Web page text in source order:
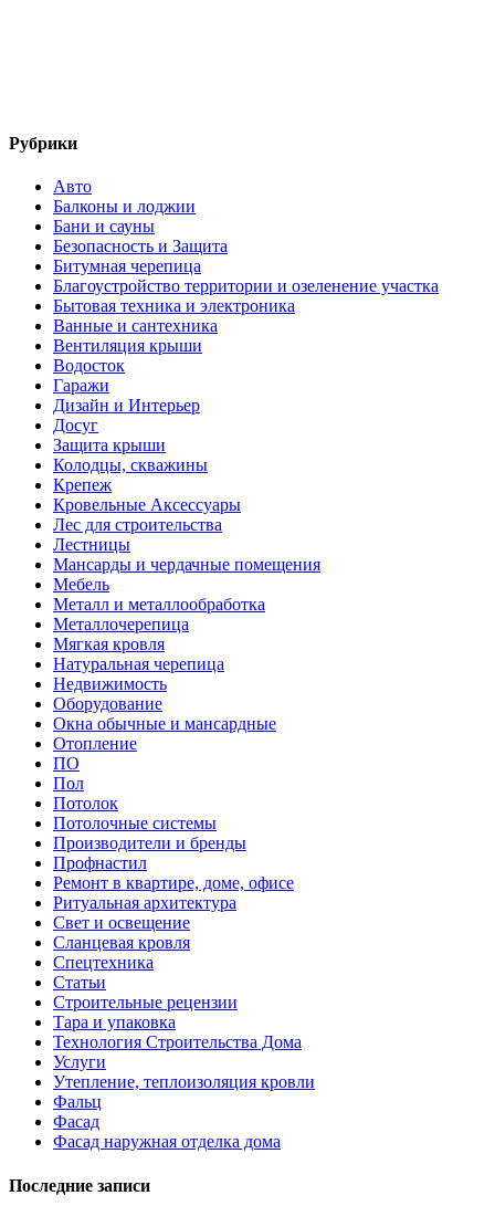
Рубрики
Авто
Балконы и лоджии
Бани и сауны
Безопасность и Защита
Битумная черепица
Благоустройство территории и озеленение участка
Бытовая техника и электроника
Ванные и сантехника
Вентиляция крыши
Водосток
Гаражи
Дизайн и Интерьер
Досуг
Защита крыши
Колодцы, скважины
Крепеж
Кровельные Аксессуары
Лес для строительства
Лестницы
Мансарды и чердачные помещения
Мебель
Металл и металлообработка
Металлочерепица
Мягкая кровля
Натуральная черепица
Недвижимость
Оборудование
Окна обычные и мансардные
Отопление
ПО
Пол
Потолок
Потолочные системы
Производители и бренды
Профнастил
Ремонт в квартире, доме, офисе
Ритуальная архитектура
Свет и освещение
Сланцевая кровля
Спецтехника
Статьи
Строительные рецензии
Тара и упаковка
Технология Строительства Дома
Услуги
Утепление, теплоизоляция кровли
Фальц
Фасад
Фасад наружная отделка дома
Последние записи